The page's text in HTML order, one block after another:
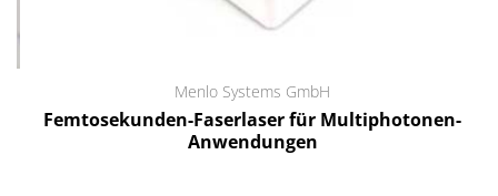
Menlo Systems GmbH
Femtosekunden-Faserlaser für Multiphotonen-
Anwendungen